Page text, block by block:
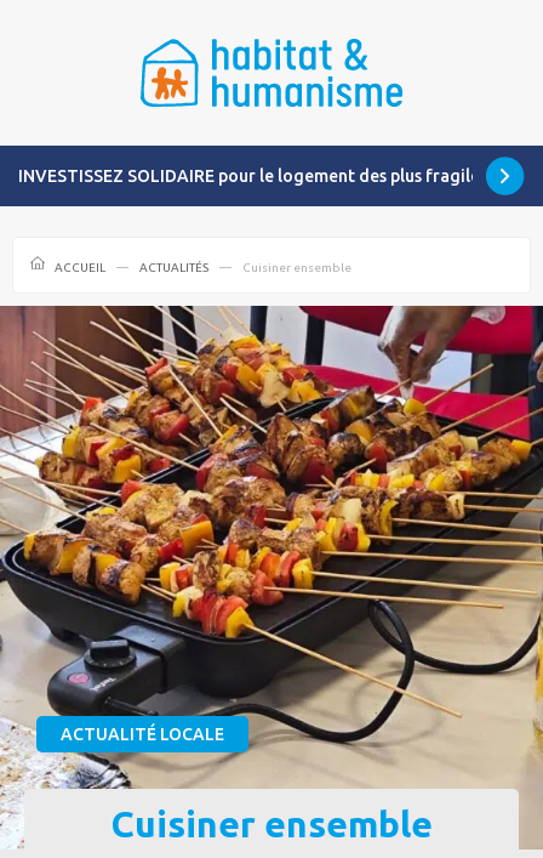
INVESTISSEZ SOLIDAIRE pour le logement des plus fragiles
ACCUEIL ACTUALITÉS Cuisiner ensemble
ACTUALITÉ LOCALE
Cuisiner ensemble